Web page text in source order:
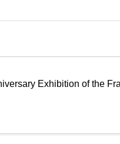
Exhibition of the